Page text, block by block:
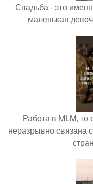
Свадьба - это
маленькая
Работа в MLM, то
неразрывно связана